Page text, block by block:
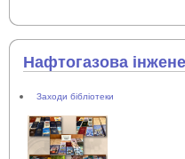
Нафтогазова
Заходи бібліотеки